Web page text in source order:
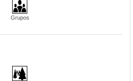
Grupos